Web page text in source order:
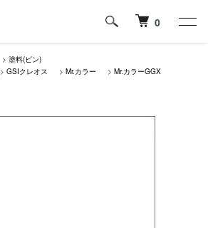
0
> 塗料(ビン)
> GSIクレオス > Mr.カラー > Mr.カラーGGX